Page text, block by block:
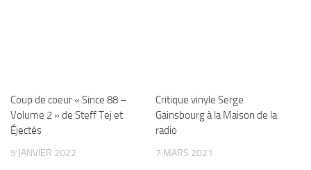
Coup de coeur « Since 88 –
Volume 2 » de Steff Tej et
Éjectés
9 JANVIER 2022
Critique vinyle Serge
Gainsbourg à la Maison de la
radio
7 MARS 2021